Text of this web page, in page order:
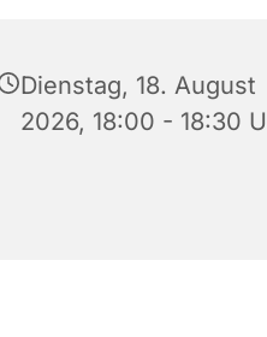
Dienstag, 18. August
2026, 18:00 - 18:30